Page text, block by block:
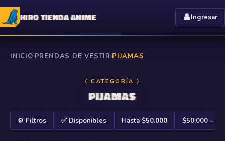
HIRO TIENDA ANIME 👤Ingresar
INICIO›PRENDAS DE VESTIR›PIJAMAS
⟨ CATEGORÍA ⟩
PIJAMAS
⚙️ Filtros ✅ Disponibles Hasta $50.000 $50.000 –